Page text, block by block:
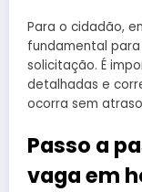
Para o cidadão,
fundamental
solicitação. É
detalhadas e
ocorra sem
Passo a
vaga em